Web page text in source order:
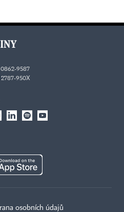
9587
950X
osobních údajů